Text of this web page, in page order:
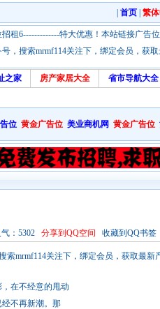
首页 繁
招租6-------------特大优惠！本站链接广告
，搜索mrmf114关注下，绑定会员，获
之家 房产家居大全 省市导航大全
位 黄金广告位 美业商机网 黄金广告位
：5302 分享到QQ空间 收藏到QQ书签
索mrmf114关注下，绑定会员，获取最新
在不经意的甩动
不再新潮。那